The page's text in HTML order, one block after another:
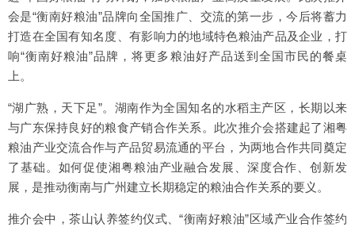
会是“衡南好粮油”品牌向全国推广、交流的第一步，今后将蓄力
打造在全国有知名度、有影响力的地域特色粮油产品及企业，打
响“衡南好粮油”品牌，将更多粮油好产品送到全国市民的餐桌
上。
“湖广熟，天下足”。湖南作为全国知名的水稻主产区，长期以来
与广东保持良好的粮食产销合作关系。此次推介会搭建起了湘粤
粮油产业交流合作与产品贸易流通的平台，为两地合作共同奠定
了基础。如何促使湘粤粮油产业融合发展、深度合作、创新发
展，是推动衡南与广州建立长期稳定的粮油合作关系的要义。
推介会中，茶山认养签约仪式、“衡南好粮油”区域产业合作签约